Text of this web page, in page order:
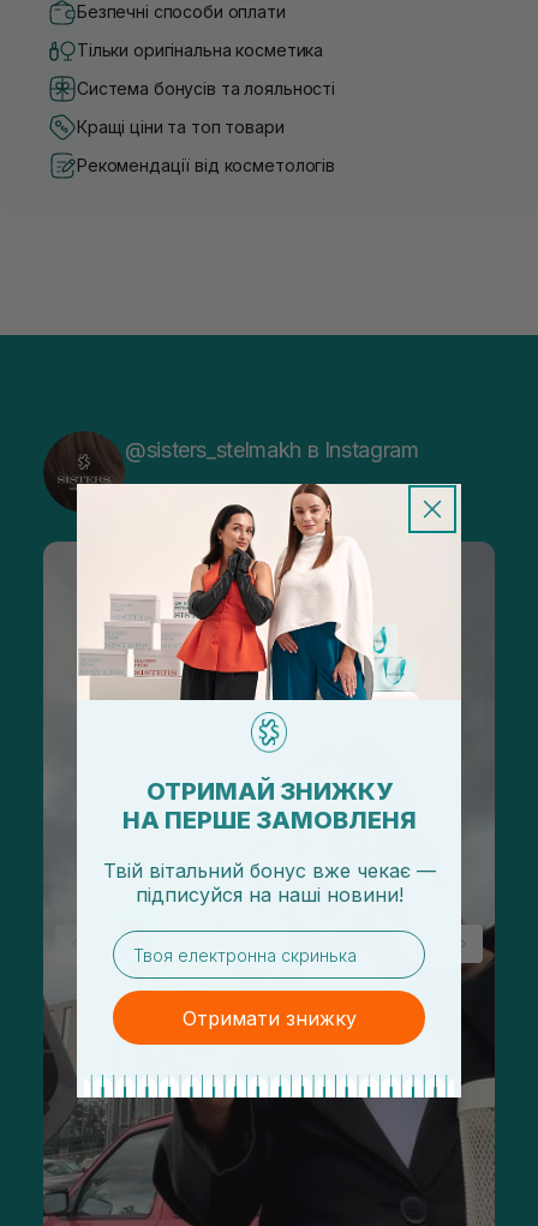
Безпечні способи оплати
Тільки оригінальна косметика
Система бонусів та лояльності
Кращі ціни та топ товари
Рекомендації від косметологів
@sisters_stelmakh в Instagram
ОТРИМАЙ ЗНИЖКУ
НА ПЕРШЕ ЗАМОВЛЕНЯ
Твій вітальний бонус вже чекає —
підписуйся на наші новини!
email
Отримати знижку